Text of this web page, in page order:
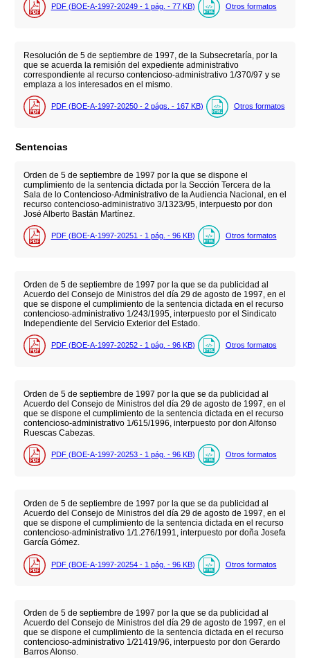
PDF (BOE-A-1997-20249 - 1 pág. - 77 KB) Otros formatos
Resolución de 5 de septiembre de 1997, de la Subsecretaría, por la
que se acuerda la remisión del expediente administrativo
correspondiente al recurso contencioso-administrativo 1/370/97 y se
emplaza a los interesados en el mismo.
PDF (BOE-A-1997-20250 - 2 págs. - 167 KB) Otros formatos
Sentencias
Orden de 5 de septiembre de 1997 por la que se dispone el
cumplimiento de la sentencia dictada por la Sección Tercera de la
Sala de lo Contencioso-Administrativo de la Audiencia Nacional, en el
recurso contencioso-administrativo 3/1323/95, interpuesto por don
José Alberto Bastán Martínez.
PDF (BOE-A-1997-20251 - 1 pág. - 96 KB) Otros formatos
Orden de 5 de septiembre de 1997 por la que se da publicidad al
Acuerdo del Consejo de Ministros del día 29 de agosto de 1997, en el
que se dispone el cumplimiento de la sentencia dictada en el recurso
contencioso-administrativo 1/243/1995, interpuesto por el Sindicato
Independiente del Servicio Exterior del Estado.
PDF (BOE-A-1997-20252 - 1 pág. - 96 KB) Otros formatos
Orden de 5 de septiembre de 1997 por la que se da publicidad al
Acuerdo del Consejo de Ministros del día 29 de agosto de 1997, en el
que se dispone el cumplimiento de la sentencia dictada en el recurso
contencioso-administrativo 1/615/1996, interpuesto por don Alfonso
Ruescas Cabezas.
PDF (BOE-A-1997-20253 - 1 pág. - 96 KB) Otros formatos
Orden de 5 de septiembre de 1997 por la que se da publicidad al
Acuerdo del Consejo de Ministros del día 29 de agosto de 1997, en el
que se dispone el cumplimiento de la sentencia dictada en el recurso
contencioso-administrativo 1/1.276/1991, interpuesto por doña Josefa
García Gómez.
PDF (BOE-A-1997-20254 - 1 pág. - 96 KB) Otros formatos
Orden de 5 de septiembre de 1997 por la que se da publicidad al
Acuerdo del Consejo de Ministros del día 29 de agosto de 1997, en el
que se dispone el cumplimiento de la sentencia dictada en el recurso
contencioso-administrativo 1/21419/96, interpuesto por don Gerardo
Barros Alonso.